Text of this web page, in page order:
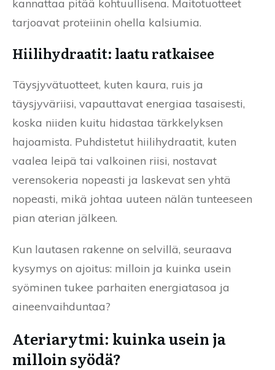
kannattaa pitää kohtuullisena. Maitotuotteet
tarjoavat proteiinin ohella kalsiumia.
Hiilihydraatit: laatu ratkaisee
Täysjyvätuotteet, kuten kaura, ruis ja
täysjyväriisi, vapauttavat energiaa tasaisesti,
koska niiden kuitu hidastaa tärkkelyksen
hajoamista. Puhdistetut hiilihydraatit, kuten
vaalea leipä tai valkoinen riisi, nostavat
verensokeria nopeasti ja laskevat sen yhtä
nopeasti, mikä johtaa uuteen nälän tunteeseen
pian aterian jälkeen.
Kun lautasen rakenne on selvillä, seuraava
kysymys on ajoitus: milloin ja kuinka usein
syöminen tukee parhaiten energiatasoa ja
aineenvaihduntaa?
Ateriarytmi: kuinka usein ja
milloin syödä?